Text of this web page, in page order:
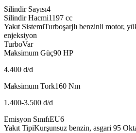
Silindir Sayısı4
Silindir Hacmi1197 cc
Yakıt SistemiTurboşarjlı benzinli motor,
enjeksiyon
TurboVar
Maksimum Güç90 HP
4.400 d/d
Maksimum Tork160 Nm
1.400-3.500 d/d
Emisyon SınıfıEU6
Yakıt TipiKurşunsuz benzin, asgari 95